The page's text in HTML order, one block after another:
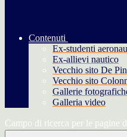
Contenuti
Ex-studenti
Ex-allievi nautico
Vecchio sito De
Vecchio sito
Gallerie
Galleria video
Campo di ricerca per le pagine